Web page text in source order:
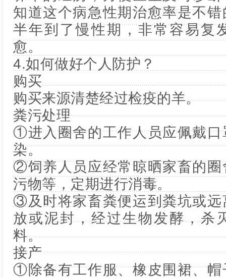
知道这个病急性期治愈率是不
半年到了慢性期，非常容易复
愈。
4.如何做好个人防护？
购买
购买来源清楚经过检疫的羊。
粪污处理
①进入圈舍的工作人员应佩戴口
染。
②饲养人员应经常晾晒家畜的圈
污物等，定期进行消毒。
③及时将家畜粪便运到粪坑或远
放或泥封，经过生物发酵，杀
料。
接产
①除备有工作服、橡皮围裙、帽